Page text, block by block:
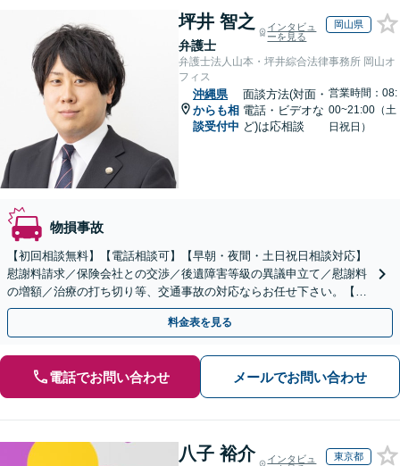
坪井 智之
弁護士
インタビュ
ーを見る
岡山県
弁護士法人山本・坪井綜合法律事務所 岡山オ
フィス
沖縄県
からも相
談受付中
面談方法(対面・
電話・ビデオな
ど)は応相談
営業時間：08:
00~21:00（土
日祝日）
物損事故
【初回相談無料】【電話相談可】【早朝・夜間・土日祝日相談対応】
慰謝料請求／保険会社との交渉／後遺障害等級の異議申立て／慰謝料
の増額／治療の打ち切り等、交通事故の対応ならお任せ下さい。【交
通事故に強い弁護士】弁護士特約利用可【カード払い可】
料金表を見る
電話でお問い合わせ メールでお問い合わせ
八子 裕介
インタビュ
東京都